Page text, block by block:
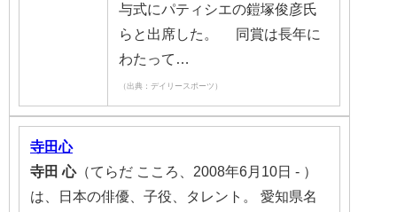
与式にパティシエの鎧塚俊彦氏
らと出席した。 同賞は長年に
わたって…
（出典：デイリースポーツ）
寺田心
寺田 心（てらだ こころ、2008年6月10日 - ）
は、日本の俳優、子役、タレント。 愛知県名